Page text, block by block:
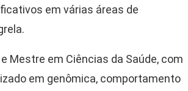
em várias áreas de
Mestre em Ciências da Saúde, com
em genômica, comportamento